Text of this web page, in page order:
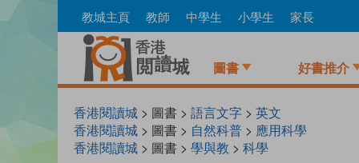
to
教城主頁 教師 中學生 小學生 家長
圖書 好書推介
香港閱讀城 > 圖書 > 語言文字 > 英文
香港閱讀城 > 圖書 > 自然科普 > 應用科學
香港閱讀城 > 圖書 > 學與教 > 科學